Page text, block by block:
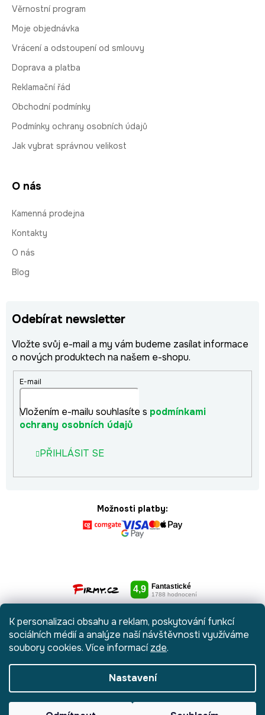
K personalizaci obsahu a reklam, poskytování funkcí
sociálních médií a analýze naší návštěvnosti využíváme
soubory cookies. Více informacízde.
Nastavení
Věrnostní program
Moje objednávka
Vrácení a odstoupení od smlouvy
Doprava a platba
Reklamační řád
Obchodní podmínky
Podmínky ochrany osobních údajů
Jak vybrat správnou velikost
O nás
Kamenná prodejna
Kontakty
O nás
Blog
Odebírat newsletter
Vložte svůj e-mail a my vám budeme zasílat informace
o nových produktech na našem e-shopu.
E-mail
Vložením e-mailu souhlasíte s podmínkami
ochrany osobních údajů
PŘIHLÁSIT SE
Možnosti platby: